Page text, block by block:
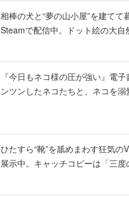
相棒の犬と“夢の山小屋”を建て
Steamで配信中。ドット絵の大自
『今日もネコ様の圧が強い』電
ンツンしたネコたちと、ネコを
ひたすら“靴”を舐めまわす狂気
展示中。キャッチコピーは「三